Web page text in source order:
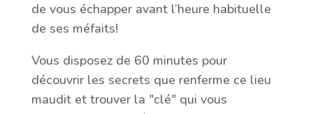
de vous échapper avant l’heure habituelle
de ses méfaits!
Vous disposez de 60 minutes pour
découvrir les secrets que renferme ce lieu
maudit et trouver la "clé" qui vous